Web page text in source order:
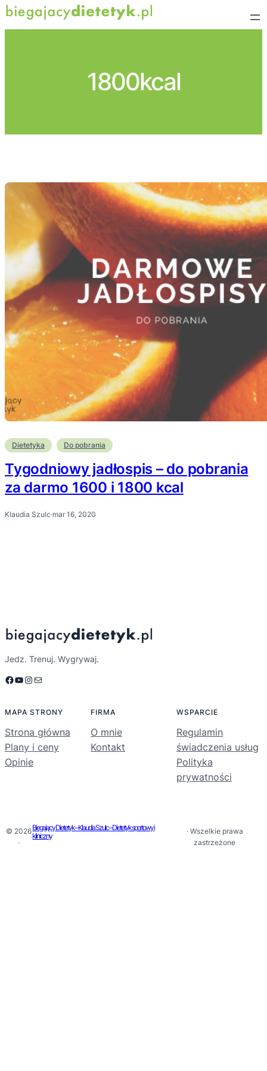
Przejdź
do
1800kcal
Dietetyka Do pobrania
Tygodniowy jadłospis – do pobrania
za darmo 1600 i 1800 kcal
Klaudia Szulc·mar 16, 2020
Jedz. Trenuj. Wygrywaj.
Facebook YouTube Instagram Mail
MAPA STRONY
Strona główna
Plany i ceny
Opinie
FIRMA
O mnie
Kontakt
WSPARCIE
Regulamin
świadczenia usług
Polityka
prywatności
© 2026
·
Biegający Dietetyk – Klaudia Szulc – Dietetyk sportowy i
kliniczny
· Wszelkie prawa
zastrzeżone